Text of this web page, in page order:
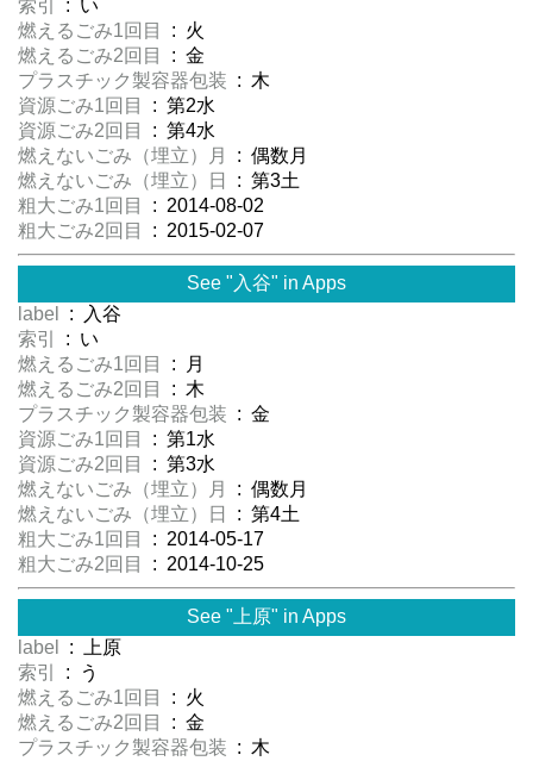
索引
: い
燃えるごみ1回目
: 火
燃えるごみ2回目
: 金
プラスチック製容器包装 : 木
資源ごみ1回目
: 第2水
資源ごみ2回目
: 第4水
燃えないごみ（埋立）月
: 偶数月
燃えないごみ（埋立）日
: 第3土
粗大ごみ1回目
: 2014-08-02
粗大ごみ2回目
: 2015-02-07
See "入谷" in Apps
label
: 入谷
索引
: い
燃えるごみ1回目
: 月
燃えるごみ2回目
: 木
プラスチック製容器包装 : 金
資源ごみ1回目
: 第1水
資源ごみ2回目
: 第3水
燃えないごみ（埋立）月
: 偶数月
燃えないごみ（埋立）日
: 第4土
粗大ごみ1回目
: 2014-05-17
粗大ごみ2回目
: 2014-10-25
See "上原" in Apps
label
: 上原
索引
: う
燃えるごみ1回目
: 火
燃えるごみ2回目
: 金
プラスチック製容器包装 : 木